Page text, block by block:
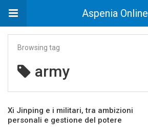
Aspenia Online
Browsing tag
army
Xi Jinping e i militari, tra ambizioni
personali e gestione del potere